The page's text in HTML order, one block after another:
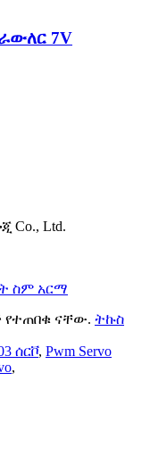
7V
Co., Ltd.
የተጠበቁ ናቸው. ትኩስ
ሰርቮ, Pwm Servo
,